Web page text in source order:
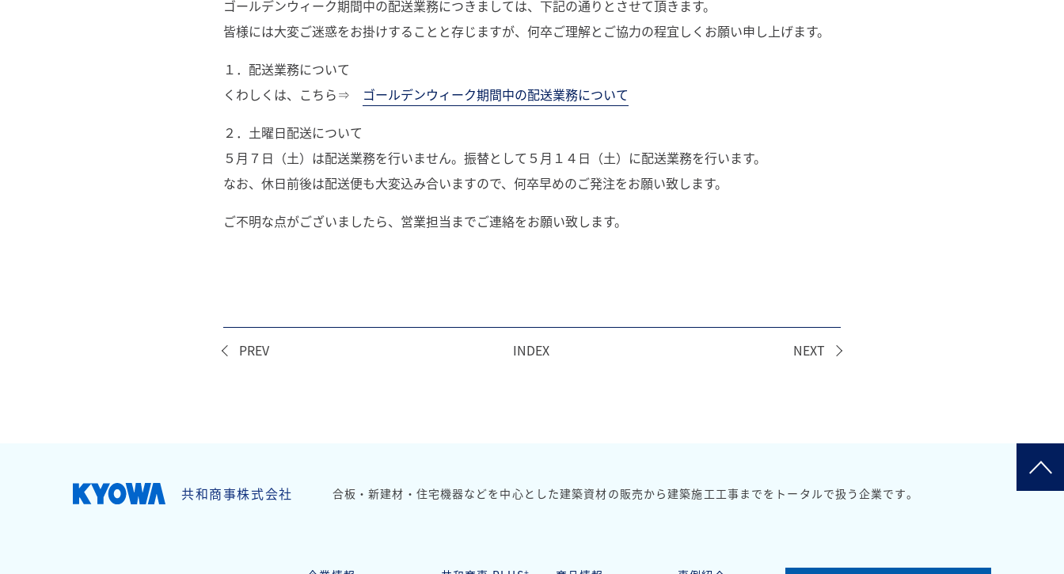
ゴールデンウィーク期間中の配送業務につきましては、下記の通りとさせて頂きます。
皆様には大変ご迷惑をお掛けすることと存じますが、何卒ご理解とご協力の程宜しくお願い申し上げます。
１．配送業務について
くわしくは、こちら⇒ ゴールデンウィーク期間中の配送業務について
２．土曜日配送について
５月７日（土）は配送業務を行いません。振替として５月１４日（土）に配送業務を行います。
なお、休日前後は配送便も大変込み合いますので、何卒早めのご発注をお願い致します。
ご不明な点がございましたら、営業担当までご連絡をお願い致します。
PREV INDEX NEXT
共和商事株式会社 合板・新建材・住宅機器などを中心とした建築資材の販売から建築施工工事までをトータルで扱う企業です。